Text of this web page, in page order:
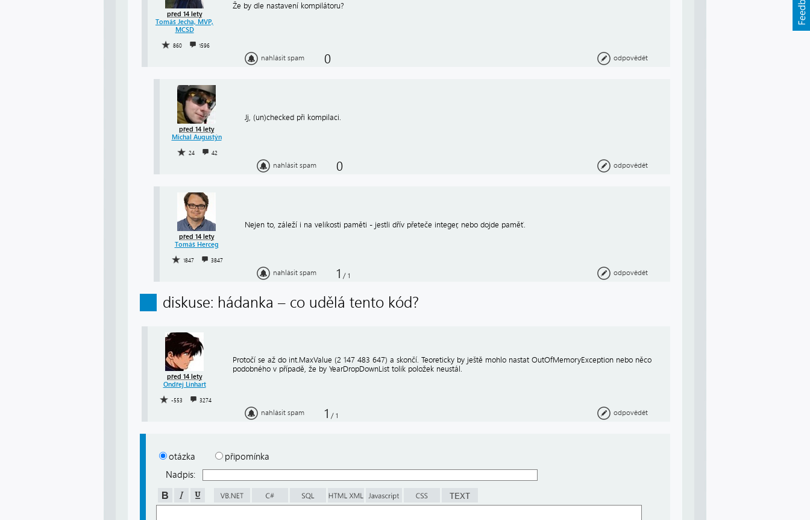
před 14 lety
Tomáš Jecha, MVP,
MCSD
860 1596
Že by dle nastavení kompilátoru?
nahlásit spam 0 odpovědět
před 14 lety
Michal Augustýn
24 42
Jj, (un)checked při kompilaci.
nahlásit spam 0 odpovědět
před 14 lety
Tomáš Herceg
1847 3847
Nejen to, záleží i na velikosti paměti - jestli dřív přeteče integer, nebo dojde paměť.
nahlásit spam 1 / 1 odpovědět
diskuse: hádanka – co udělá tento kód?
před 14 lety
Ondřej Linhart
-553 3274
Protočí se až do int.MaxValue (2 147 483 647) a skončí. Teoreticky by ještě mohlo nastat OutOfMemoryException nebo něco
podobného v případě, že by YearDropDownList tolik položek neustál.
nahlásit spam 1 / 1 odpovědět
otázka
připomínka
Nadpis: